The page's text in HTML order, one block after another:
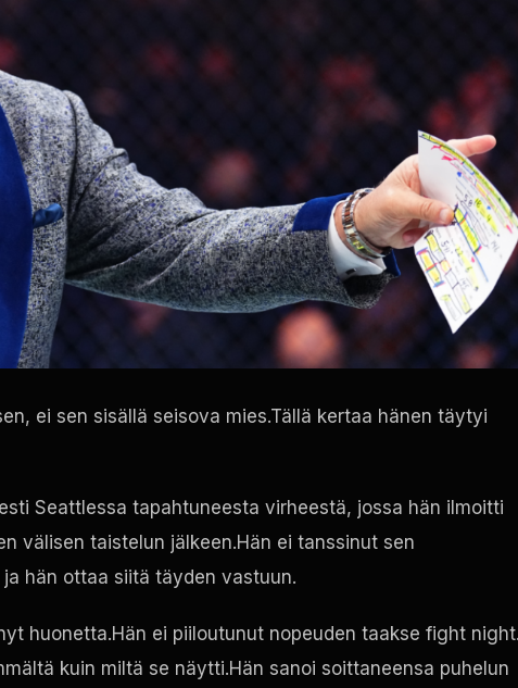
ei sen sisällä seisova mies.Tällä kertaa hänen täytyi
Seattlessa tapahtuneesta virheestä, jossa hän ilmoitti
välisen taistelun jälkeen.Hän ei tanssinut sen
hän ottaa siitä täyden vastuun.
huonetta.Hän ei piiloutunut nopeuden taakse fight night
kuin miltä se näytti.Hän sanoi soittaneensa puhelun